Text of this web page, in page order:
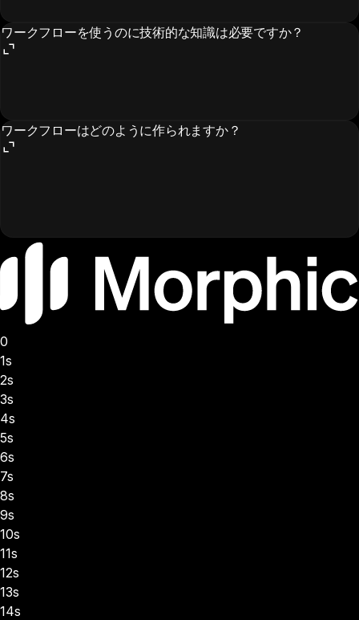
ワークフローを使うのに技術的な知識は必要ですか？
ワークフローはどのように作られますか？
0
1s
2s
3s
4s
5s
6s
7s
8s
9s
10s
11s
12s
13s
14s